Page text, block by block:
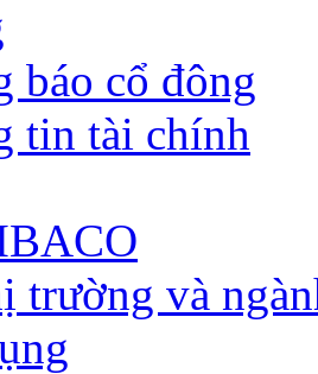
báo cổ đông
tin tài chính
trường và